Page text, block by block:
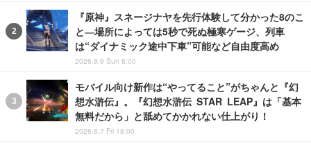
『原神』スネージナヤを先行体験して分かった8のこ
と―場所によっては5秒で死ぬ極寒ゲージ、列車
は“ダイナミック途中下車”可能など自由度高め
2026.8.9 Sun 8:00
モバイル向け新作は“やってること”がちゃんと『幻
想水滸伝』。『幻想水滸伝 STAR LEAP』は「基本
無料だから」と舐めてかかれない仕上がり！
2026.8.7 Fri 18:00